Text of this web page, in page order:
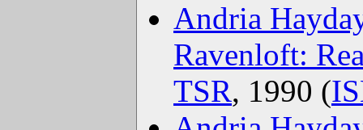
Andria
Ravenloft:
TSR, 1990 (